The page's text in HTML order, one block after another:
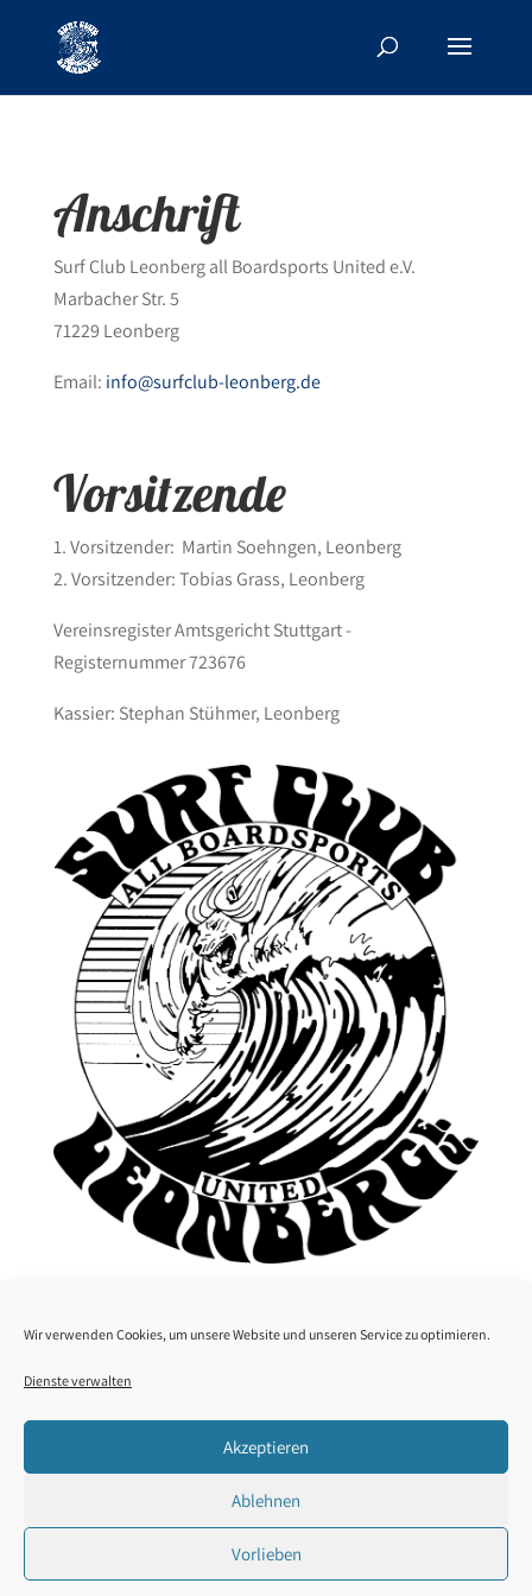
Wir verwenden Cookies, um unsere Website und unseren Service zu optimieren.
Dienste verwalten
Akzeptieren
Ablehnen
Vorlieben
Anschrift
Surf Club Leonberg all Boardsports United e.V.
Marbacher Str. 5
71229 Leonberg
Email: info@surfclub-leonberg.de
Vorsitzende
1. Vorsitzender: Martin Soehngen, Leonberg
2. Vorsitzender: Tobias Grass, Leonberg
Vereinsregister Amtsgericht Stuttgart -
Registernummer 723676
Kassier: Stephan Stühmer, Leonberg
Teamware Shop
(c) 2026 - Surf Club Leonberg all Boardsports United